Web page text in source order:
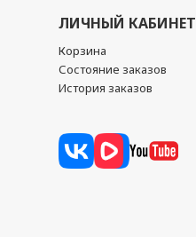
ЛИЧНЫЙ КАБИНЕТ
Корзина
Состояние заказов
История заказов